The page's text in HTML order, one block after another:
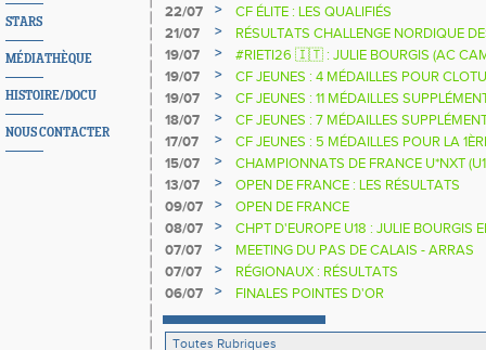
STARS
MÉDIATHÈQUE
HISTOIRE/DOCU
NOUS CONTACTER
22/07
>
CF ÉLITE : LES QUALIFIÉS
21/07
>
RÉSULTATS CHALLENGE NORDIQUE
2025 2026
19/07 >
#RIETI26 🇮🇹 : JULIE BOURGIS (AC
D'EUROPE U18 DE LA PERCHE
19/07 >
CF JEUNES : 4 MÉDAILLES POUR
19/07
>
CF JEUNES : 11 MÉDAILLES
18/07
>
CF JEUNES : 7 MÉDAILLES
17/07
>
CF JEUNES : 5 MÉDAILLES POUR LA
15/07
>
CHAMPIONNATS DE FRANCE U*NXT
13/07
>
OPEN DE FRANCE : LES RÉSULTATS
09/07
>
OPEN DE FRANCE
08/07
>
CHPT D'EUROPE U18 : JULIE BOURGIS
07/07
>
MEETING DU PAS DE CALAIS - ARRAS
07/07
>
RÉGIONAUX : RÉSULTATS
06/07
> FINALES POINTES D'OR